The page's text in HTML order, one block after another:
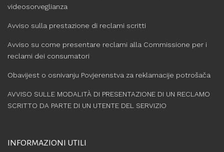
videosorveglianza
Avviso sulla prestazione di reclami scritti
Avviso su come presentare reclami alla Commissione per i
reclami dei consumatori
Obavijest o osnivanju Povjerenstva za reklamacije potrošača
AVVISO SULLE MODALITÀ DI PRESENTAZIONE DI UN RECLAMO
SCRITTO DA PARTE DI UN UTENTE DEL SERVIZIO
INFORMAZIONI UTILI